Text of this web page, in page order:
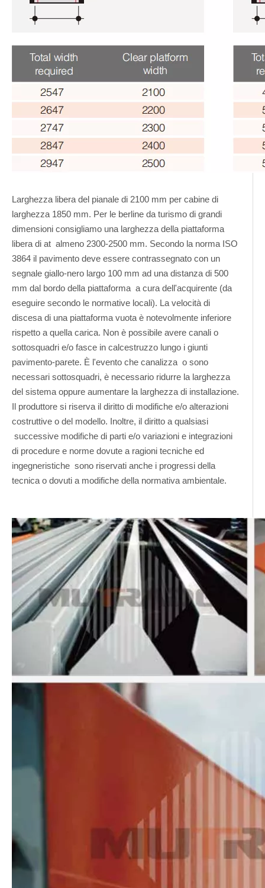
Larghezza libera del pianale di 2100 mm per cabine di
larghezza 1850 mm. Per le berline da turismo di grandi
dimensioni consigliamo una larghezza della piattaforma
libera di at almeno 2300-2500 mm. Secondo la norma ISO
3864 il pavimento deve essere contrassegnato con un
segnale giallo-nero largo 100 mm ad una distanza di 500
mm dal bordo della piattaforma a cura dell'acquirente (da
eseguire secondo le normative locali). La velocità di
discesa di una piattaforma vuota è notevolmente inferiore
rispetto a quella carica. Non è possibile avere canali o
sottosquadri e/o fasce in calcestruzzo lungo i giunti
pavimento-parete. È l'evento che canalizza o sono
necessari sottosquadri, è necessario ridurre la larghezza
del sistema oppure aumentare la larghezza di installazione.
Il produttore si riserva il diritto di modifiche e/o alterazioni
costruttive o del modello. Inoltre, il diritto a qualsiasi
successive modifiche di parti e/o variazioni e integrazioni
di procedure e norme dovute a ragioni tecniche ed
ingegneristiche sono riservati anche i progressi della
tecnica o dovuti a modifiche della normativa ambientale.